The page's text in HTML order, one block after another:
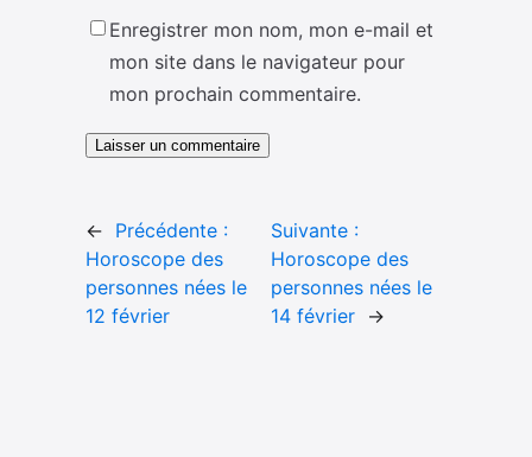
Enregistrer mon nom, mon e-mail et
mon site dans le navigateur pour
mon prochain commentaire.
← Précédente :
Horoscope des
personnes nées le
12 février
Suivante :
Horoscope des
personnes nées le
14 février
→